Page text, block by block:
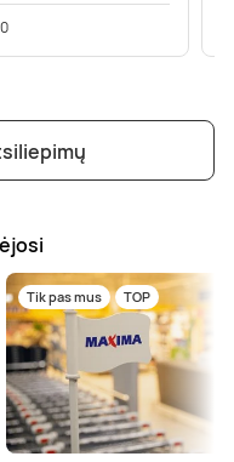
0
Tik pas mus TOP